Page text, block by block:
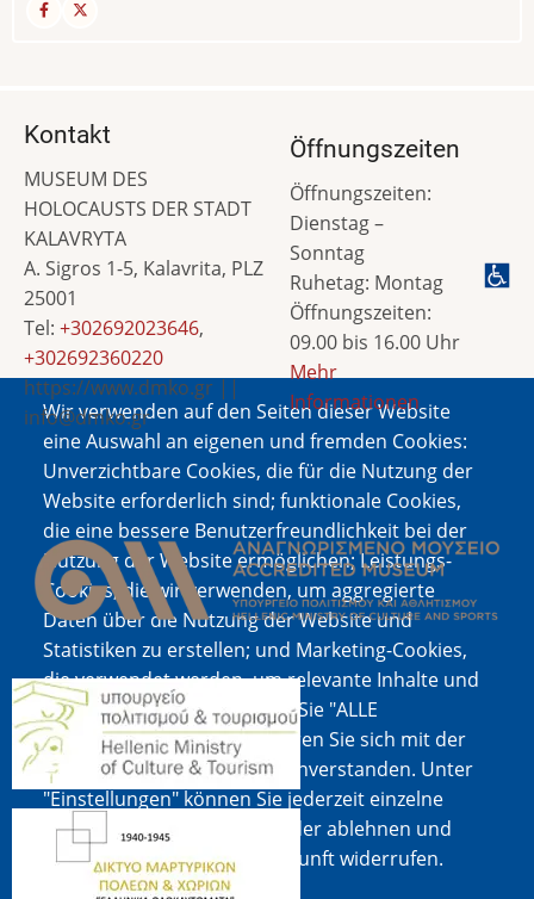
Wir verwenden auf den Seiten dieser Website
eine Auswahl an eigenen und fremden Cookies:
Unverzichtbare Cookies, die für die Nutzung der
Website erforderlich sind; funktionale Cookies,
die eine bessere Benutzerfreundlichkeit bei der
Nutzung der Website ermöglichen; Leistungs-
Cookies, die wir verwenden, um aggregierte
Daten über die Nutzung der Website und
Statistiken zu erstellen; und Marketing-Cookies,
die verwendet werden, um relevante Inhalte und
Werbung anzuzeigen. Wenn Sie "ALLE
AKZEPTIEREN" wählen, erklären Sie sich mit der
Verwendung aller Cookies einverstanden. Unter
"Einstellungen" können Sie jederzeit einzelne
Cookie-Typen akzeptieren oder ablehnen und
Ihre Zustimmung für die Zukunft widerrufen.
Kontakt
MUSEUM DES
HOLOCAUSTS DER STADT
KALAVRYTA
A. Sigros 1-5, Kalavrita, PLZ
25001
Tel: +302692023646,
+302692360220
https://www.dmko.gr ||
info@dmko.gr
Öffnungszeiten
Öffnungszeiten:
Dienstag –
Sonntag
Ruhetag: Montag
Öffnungszeiten:
09.00 bis 16.00 Uhr
Mehr
Informationen
Bild
Bild